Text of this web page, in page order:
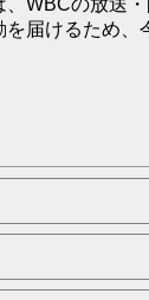
、WBCの放送
届けるため